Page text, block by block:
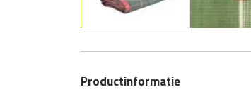
Productinformatie